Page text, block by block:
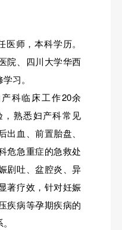
师，本科学历。
院、四川大学华西
习。
科临床工作20余
熟悉妇产科常见
血、前置胎盘、
危急重症的急救处
剧吐、盆腔炎、异
著疗效，针对妊娠
疾病等孕期疾病的